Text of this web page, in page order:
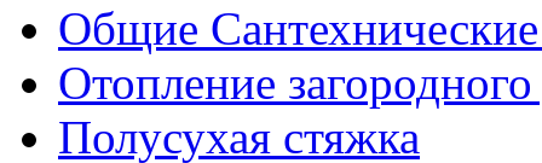
Общие
Отопление
Полусухая стяжка